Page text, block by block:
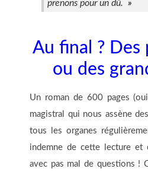
prenons pour un dû. »
Au final ? Des
ou des
Un roman de 600 pages
magistral qui nous assène
tous les organes
indemne de cette lecture et
avec pas mal de questions !